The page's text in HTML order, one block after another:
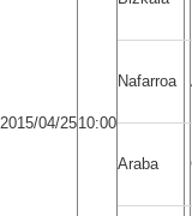
2015/04/2510:00
Nafarroa
Araba